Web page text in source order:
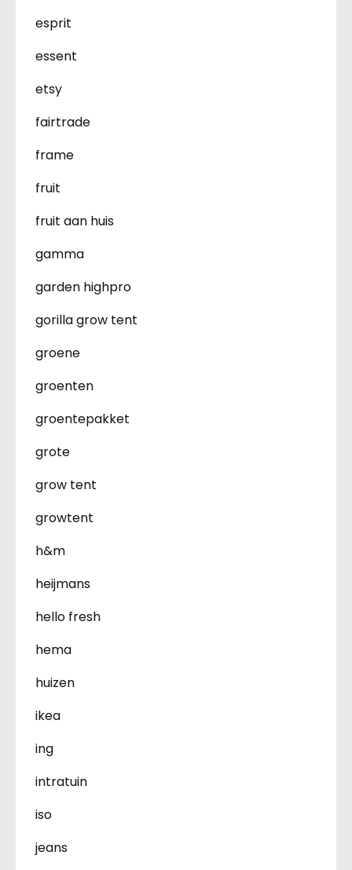
esprit
essent
etsy
fairtrade
frame
fruit
fruit aan huis
gamma
garden highpro
gorilla grow tent
groene
groenten
groentepakket
grote
grow tent
growtent
h&m
heijmans
hello fresh
hema
huizen
ikea
ing
intratuin
iso
jeans